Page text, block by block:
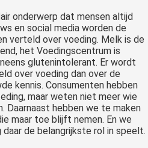
onderwerp dat mensen altijd
en social media worden de
verteld over voeding. Melk is de
het Voedingscentrum is
glutenintolerant. Er wordt
over voeding dan over de
kennis. Consumenten hebben
maar weten niet meer wie
Daarnaast hebben we te maken
maar toe blijft nemen. En we
de belangrijkste rol in speelt.